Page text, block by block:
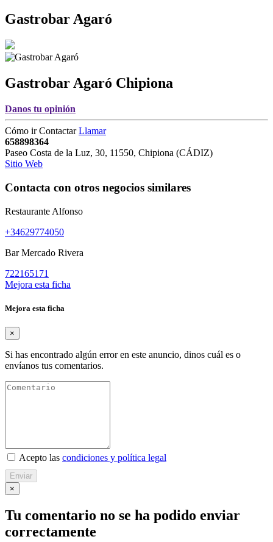
Gastrobar Agaró
Gastrobar Agaró Chipiona
Danos tu opinión
Cómo irContactarLlamar
658898364
Paseo Costa de la Luz, 30, 11550, Chipiona (CÁDIZ)
Sitio Web
Contacta con otros negocios similares
Restaurante Alfonso
+34629774050
Bar Mercado Rivera
722165171
Mejora esta ficha
Mejora esta ficha
×
Si has encontrado algún error en este anuncio, dinos cuál es o
envíanos tus comentarios.
Acepto las condiciones y política legal
Enviar
×
Tu comentario no se ha podido enviar
correctamente